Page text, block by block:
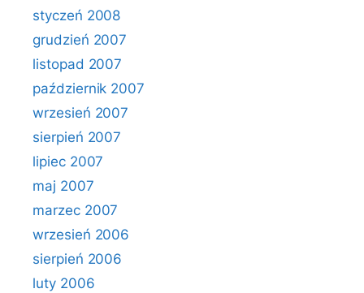
styczeń 2008
grudzień 2007
listopad 2007
październik 2007
wrzesień 2007
sierpień 2007
lipiec 2007
maj 2007
marzec 2007
wrzesień 2006
sierpień 2006
luty 2006